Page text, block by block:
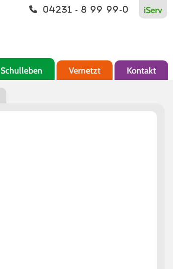
iServ
04231 - 8 99 99-0
Schulleben Vernetzt Kontakt